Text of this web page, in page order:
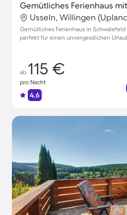
Usseln, Willingen
Gemütliches Ferienhaus in Schwalefeld
perfekt für einen unvergesslichen
ab 115 €
pro Nacht
4.6